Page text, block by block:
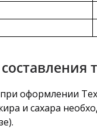
оформлении
и сахара